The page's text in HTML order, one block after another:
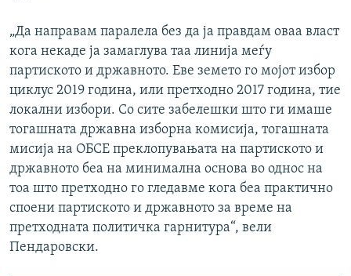
„Да направам паралела без да ја правдам оваа власт
кога некаде ја замаглува таа линија меѓу
партиското и државното. Еве земето го мојот избор
циклус 2019 година, или претходно 2017 година, тие
локални избори. Со сите забелешки што ги имаше
тогашната државна изборна комисија, тогашната
мисија на ОБСЕ преклопувањата на партиското и
државното беа на минимална основа во однос на
тоа што претходно го гледавме кога беа практично
споени партиското и државното за време на
претходната политичка гарнитура“, вели
Пендаровски.